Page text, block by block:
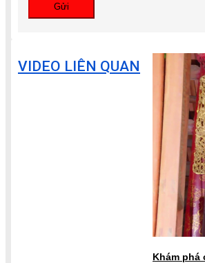
Gửi
VIDEO LIÊN QUAN
Khám phá